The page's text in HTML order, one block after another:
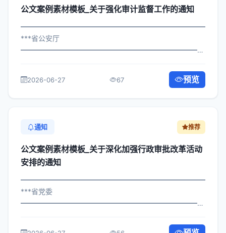
公文案例素材模板_关于强化审计监督工作的通知
***省公安厅
构： 为深入贯彻落实习近平总书记关于...
2026-06-27 67 预览
通知 推荐
公文案例素材模板_关于深化加强行政审批改革活动
安排的通知
***省党委